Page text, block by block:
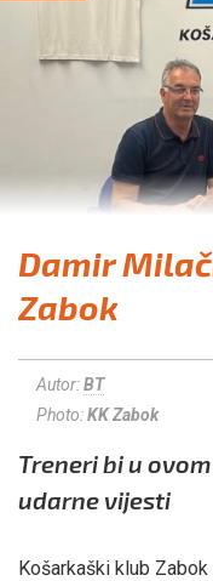
Damir
Zabok
Autor:BT
Photo:KK Zabok
Treneri bi u
udarne vijesti
Košarkaški klub